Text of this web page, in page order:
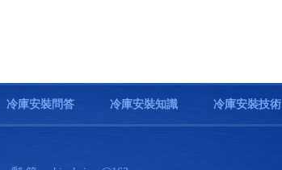
冷庫安裝問答 冷庫安裝知識 冷庫安裝技術